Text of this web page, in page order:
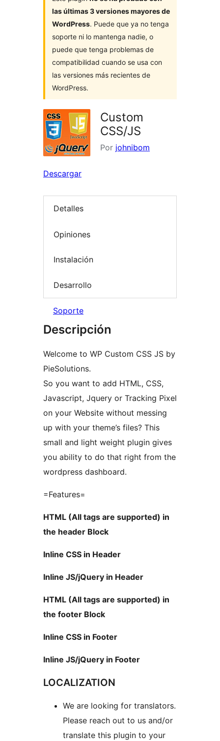
las últimas 3 versiones mayores de
WordPress. Puede que ya no tenga
soporte ni lo mantenga nadie, o
puede que tenga problemas de
compatibilidad cuando se usa con
las versiones más recientes de
WordPress.
Custom
CSS/JS
Por johnibom
Descargar
Detalles
Opiniones
Instalación
Desarrollo
Soporte
Descripción
Welcome to WP Custom CSS JS by
PieSolutions.
So you want to add HTML, CSS,
Javascript, Jquery or Tracking Pixel
on your Website without messing
up with your theme’s files? This
small and light weight plugin gives
you ability to do that right from the
wordpress dashboard.
=Features=
HTML (All tags are supported) in
the header Block
Inline CSS in Header
Inline JS/jQuery in Header
HTML (All tags are supported) in
the footer Block
Inline CSS in Footer
Inline JS/jQuery in Footer
LOCALIZATION
We are looking for translators.
Please reach out to us and/or
translate this plugin to your